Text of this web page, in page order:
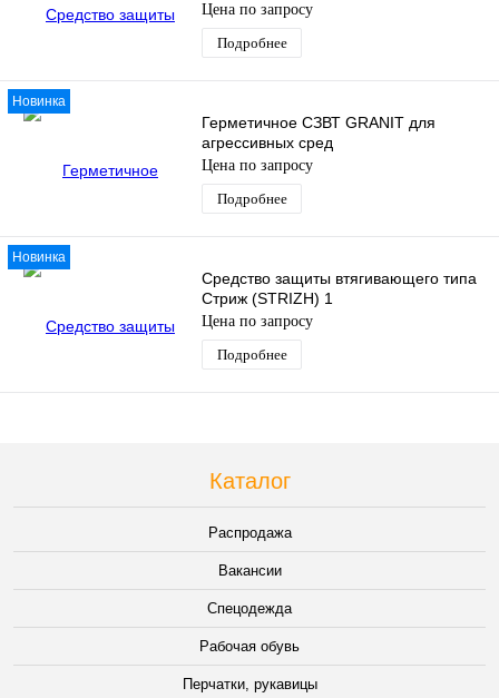
Цена по запросу
Подробнее
Новинка
Герметичное СЗВТ GRANIT для
агрессивных сред
Цена по запросу
Подробнее
Новинка
Средство защиты втягивающего типа
Стриж (STRIZH) 1
Цена по запросу
Подробнее
Каталог
Распродажа
Вакансии
Спецодежда
Рабочая обувь
Перчатки, рукавицы